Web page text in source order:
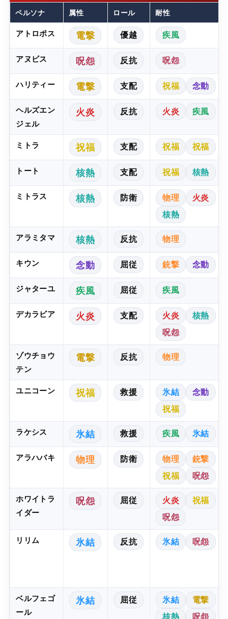
ペルソナ 属性 ロール 耐性
アトロポス 電撃 優越 疾風
アヌビス 呪怨 反抗 呪怨
ハリティー 電撃 支配 祝福 念動
ヘルズエン
ジェル
火炎 反抗 火炎 疾風
ミトラ 祝福 支配 祝福 祝福
トート 核熱 支配 祝福 核熱
ミトラス 核熱 防衛 物理
火炎
核熱
アラミタマ 核熱 反抗 物理
キウン 念動 屈従 銃撃 念動
ジャターユ 疾風 屈従 疾風
デカラビア 火炎 支配 火炎
核熱
呪怨
ゾウチョウ
テン
電撃 反抗 物理
ユニコーン 祝福 救援 氷結
念動
祝福
ラケシス 氷結 救援 疾風 氷結
アラハバキ 物理 防衛 物理
銃撃
祝福
呪怨
ホワイトラ
イダー
呪怨 屈従 火炎
祝福
呪怨
リリム 氷結 反抗 氷結 呪怨
ベルフェゴ
ール
氷結 屈従 氷結
電撃
核熱
呪怨